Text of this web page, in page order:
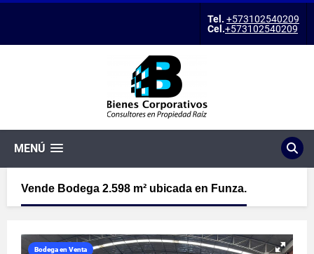
Tel. +573102540209
Cel.+573102540209
MENÚ
Vende Bodega 2.598 m² ubicada en Funza.
Bodega en Venta